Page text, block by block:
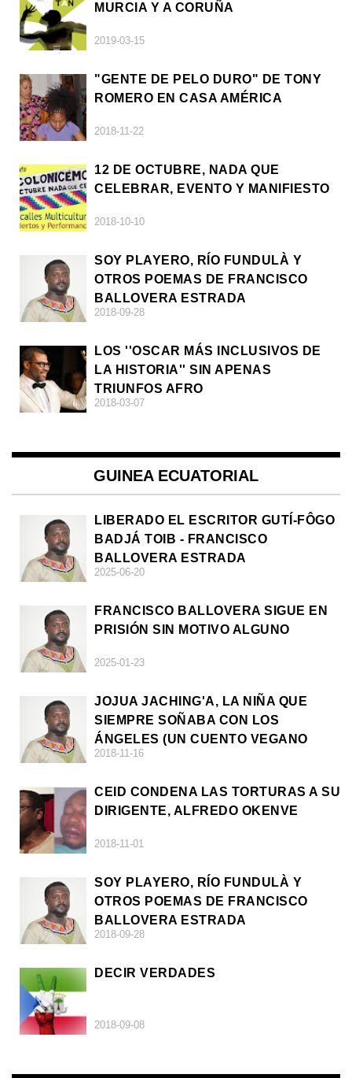
MURCIA Y A CORUÑA
2019-03-15
"GENTE DE PELO DURO" DE TONY
ROMERO EN CASA AMÉRICA
2018-11-22
12 DE OCTUBRE, NADA QUE
CELEBRAR, EVENTO Y MANIFIESTO
2018-10-10
SOY PLAYERO, RÍO FUNDULÀ Y
OTROS POEMAS DE FRANCISCO
BALLOVERA ESTRADA
2018-09-28
LOS ''OSCAR MÁS INCLUSIVOS DE
LA HISTORIA'' SIN APENAS
TRIUNFOS AFRO
2018-03-07
GUINEA ECUATORIAL
LIBERADO EL ESCRITOR GUTÍ-FÔGO
BADJÁ TOIB - FRANCISCO
BALLOVERA ESTRADA
2025-06-20
FRANCISCO BALLOVERA SIGUE EN
PRISIÓN SIN MOTIVO ALGUNO
2025-01-23
JOJUA JACHING'A, LA NIÑA QUE
SIEMPRE SOÑABA CON LOS
ÁNGELES (UN CUENTO VEGANO
AFRICANO)
2018-11-16
CEID CONDENA LAS TORTURAS A SU
DIRIGENTE, ALFREDO OKENVE
2018-11-01
SOY PLAYERO, RÍO FUNDULÀ Y
OTROS POEMAS DE FRANCISCO
BALLOVERA ESTRADA
2018-09-28
DECIR VERDADES
2018-09-08